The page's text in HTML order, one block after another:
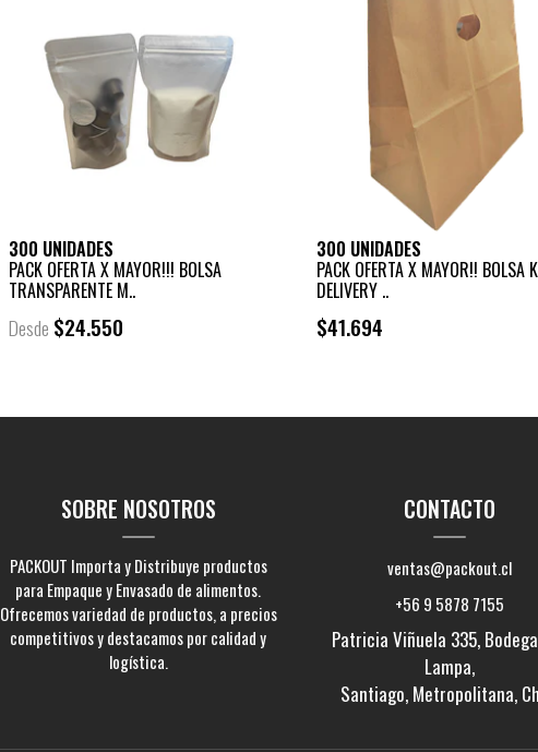
300 UNIDADES
PACK OFERTA X MAYOR!!! BOLSA
TRANSPARENTE M..
Desde $24.550
300 UNIDADES
PACK OFERTA X MAYOR!! BOLSA
DELIVERY ..
$41.694
SOBRE NOSOTROS
PACKOUT Importa y Distribuye productos
para Empaque y Envasado de alimentos.
Ofrecemos variedad de productos, a precios
competitivos y destacamos por calidad y
logística.
CONTACTO
ventas@packout.cl
+56 9 5878 7155
Patricia Viñuela 335, Bodega
Lampa,
Santiago, Metropolitana,